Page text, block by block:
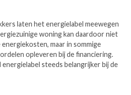
laten het energielabel meewegen
woning kan daardoor niet
maar in sommige
opleveren bij de financiering.
steeds belangrijker bij de